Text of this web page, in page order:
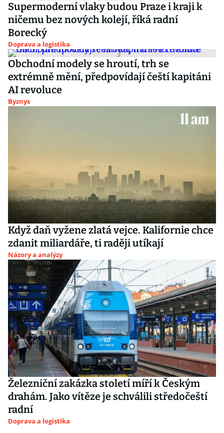
Supermoderní vlaky budou Praze i kraji k
ničemu bez nových kolejí, říká radní
Borecký
Doprava a logistika
Obchodní modely se hroutí, trh se
extrémně mění, předpovídají čeští kapitáni
AI revoluce
Byznys
Když daň vyžene zlatá vejce. Kalifornie chce
zdanit miliardáře, ti raději utíkají
Názory a analýzy
Železniční zakázka století míří k Českým
drahám. Jako vítěze je schválili středočeští
radní
Doprava a logistika